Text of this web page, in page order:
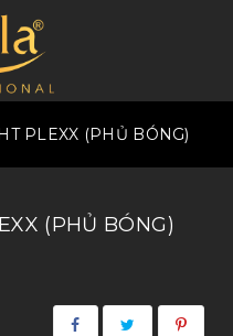
PLEXX (PHỦ BÓNG)
(PHỦ BÓNG)